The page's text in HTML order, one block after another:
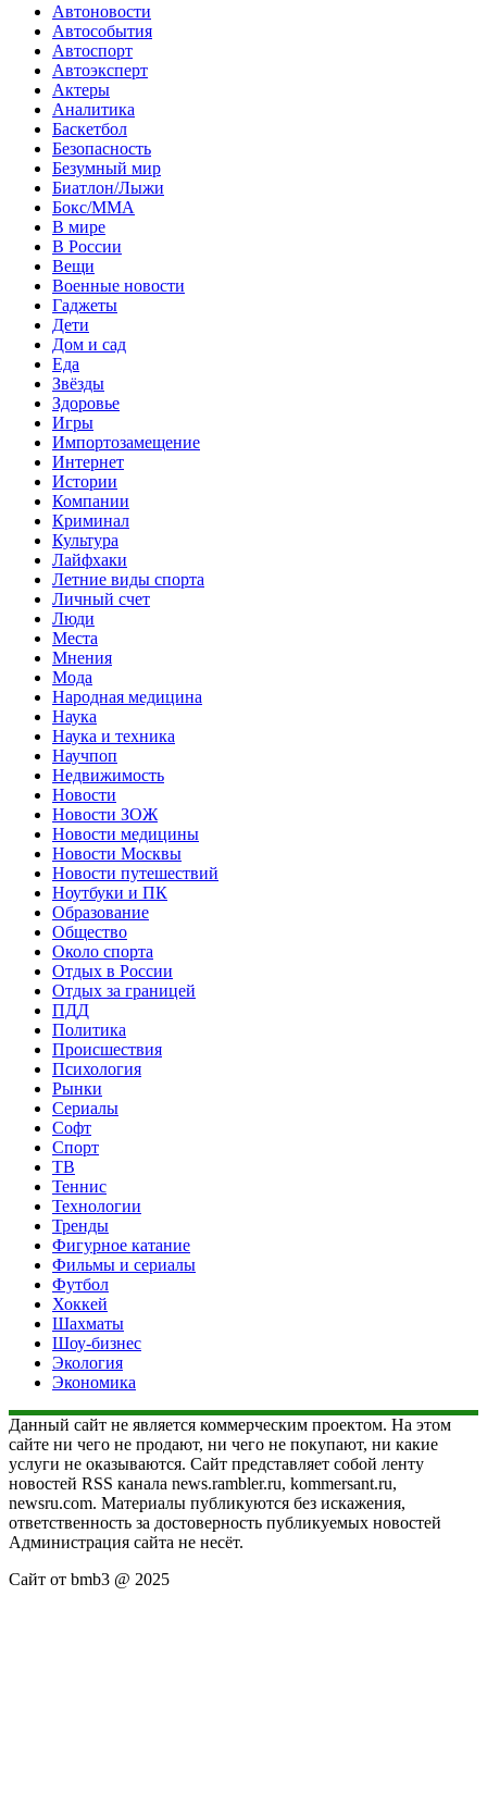
Автоновости
Автособытия
Автоспорт
Автоэксперт
Актеры
Аналитика
Баскетбол
Безопасность
Безумный мир
Биатлон/Лыжи
Бокс/MMA
В мире
В России
Вещи
Военные новости
Гаджеты
Дети
Дом и сад
Еда
Звёзды
Здоровье
Игры
Импортозамещение
Интернет
Истории
Компании
Криминал
Культура
Лайфхаки
Летние виды спорта
Личный счет
Люди
Места
Мнения
Мода
Народная медицина
Наука
Наука и техника
Научпоп
Недвижимость
Новости
Новости ЗОЖ
Новости медицины
Новости Москвы
Новости путешествий
Ноутбуки и ПК
Образование
Общество
Около спорта
Отдых в России
Отдых за границей
ПДД
Политика
Происшествия
Психология
Рынки
Сериалы
Софт
Спорт
ТВ
Теннис
Технологии
Тренды
Фигурное катание
Фильмы и сериалы
Футбол
Хоккей
Шахматы
Шоу-бизнес
Экология
Экономика
Данный сайт не является коммерческим проектом. На этом
сайте ни чего не продают, ни чего не покупают, ни какие
услуги не оказываются. Сайт представляет собой ленту
новостей RSS канала news.rambler.ru, kommersant.ru,
newsru.com. Материалы публикуются без искажения,
ответственность за достоверность публикуемых новостей
Администрация сайта не несёт.
Сайт от bmb3 @ 2025